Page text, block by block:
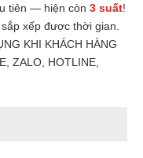
tiên — hiện còn3 suất!
xếp được thời gian.
KHI KHÁCH HÀNG
ZALO, HOTLINE,